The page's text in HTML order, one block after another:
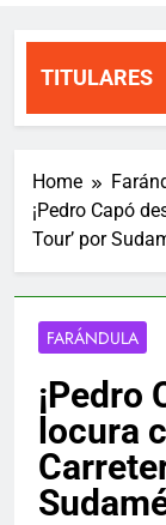
TITULARES
57
Home
¡Pedro Capó
Tour’ por
FARÁNDULA
¡Pedro
locura